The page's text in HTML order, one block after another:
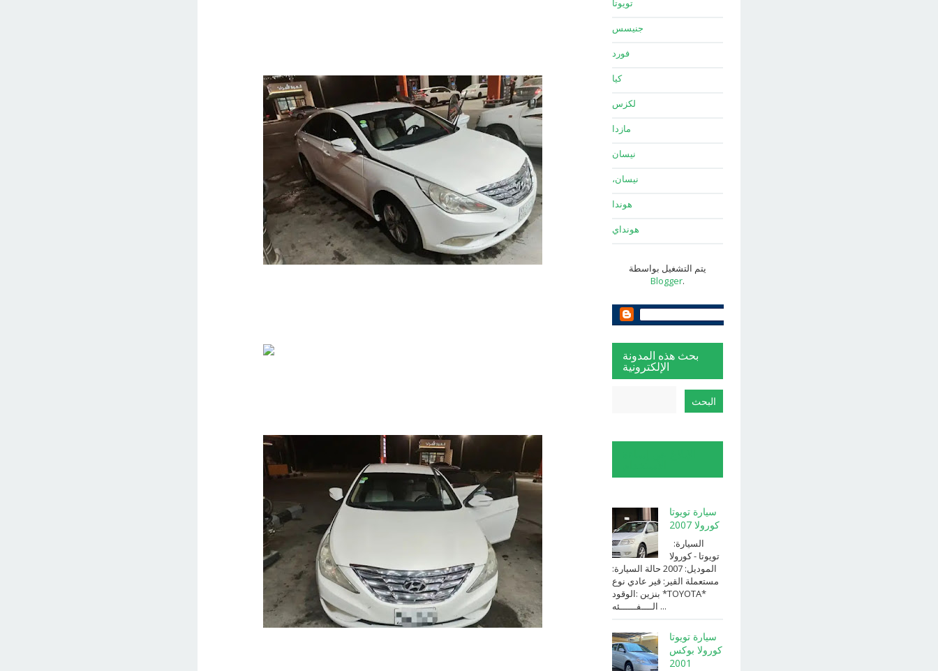
تويوتا
جنيسس
فورد
كيا
لكزس
مازدا
نيسان
نيسان،
هوندا
هونداي
يتم التشغيل بواسطة
Blogger.
بحث هذه المدونة
الإلكترونية
سيارة تويوتا
كورولا 2007
⁨تويوتا⁩ - ⁨كورولا⁩
الموديل: ⁨2007⁩ حالة السيارة:
⁨مستعملة⁩ القير: ⁨قير عادي⁩ نوع
الوقود: ⁨بنزين⁩ *TOYOTA*
الــــفــــــئه ...
سيارة تويوتا
كورولا بوكس
2001